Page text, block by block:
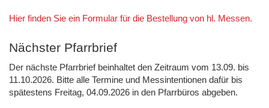
Hier finden Sie ein Formular für die Bestellung von hl. Messen.
Nächster Pfarrbrief
Der nächste Pfarrbrief beinhaltet den Zeitraum vom 13.09. bis
11.10.2026. Bitte alle Termine und Messintentionen dafür bis
spätestens Freitag, 04.09.2026 in den Pfarrbüros abgeben.